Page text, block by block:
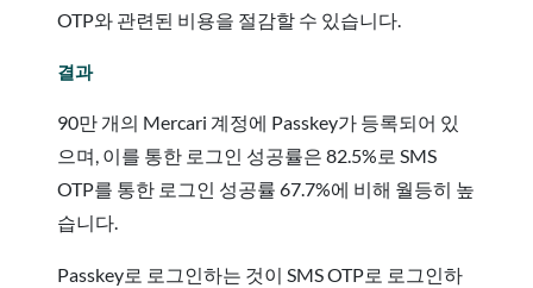
OTP와 관련된 비용을 절감할 수 있습니다.
결과
90만 개의 Mercari 계정에 Passkey가 등록되어 있
으며, 이를 통한 로그인 성공률은 82.5%로 SMS
OTP를 통한 로그인 성공률 67.7%에 비해 월등히 높
습니다.
Passkey로 로그인하는 것이 SMS OTP로 로그인하